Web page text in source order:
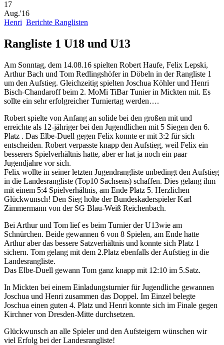
17
Aug.'16
Henri Berichte Ranglisten
Rangliste 1 U18 und U13
Am Sonntag, dem 14.08.16 spielten Robert Haufe, Felix Lepski,
Arthur Bach und Tom Redlingshöfer in Döbeln in der Rangliste 1
um den Aufstieg. Gleichzeitig spielten Joschua Köhler und Henri
Bisch-Chandaroff beim 2. MoMi TiBar Tunier in Mickten mit. Es
sollte ein sehr erfolgreicher Turniertag werden….
Robert spielte von Anfang an solide bei den großen mit und
erreichte als 12-jähriger bei den Jugendlichen mit 5 Siegen den 6.
Platz . Das Elbe-Duell gegen Felix konnte er mit 3:2 für sich
entscheiden. Robert verpasste knapp den Aufstieg, weil Felix ein
besserers Spielverhältnis hatte, aber er hat ja noch ein paar
Jugendjahre vor sich.
Felix wollte in seiner letzten Jugendrangliste unbedingt den Aufstieg
in die Landesrangliste (Top10 Sachsens) schaffen. Dies gelang ihm
mit einem 5:4 Spielverhältnis, am Ende Platz 5. Herzlichen
Glückwunsch! Den Sieg holte der Bundeskaderspieler Karl
Zimmermann von der SG Blau-Weiß Reichenbach.
Bei Arthur und Tom lief es beim Turnier der U13wie am
Schnürchen. Beide gewannen 6 von 8 Spielen, am Ende hatte
Arthur aber das bessere Satzverhältnis und konnte sich Platz 1
sichern. Tom gelang mit dem 2.Platz ebenfalls der Aufstieg in die
Landesrangliste.
Das Elbe-Duell gewann Tom ganz knapp mit 12:10 im 5.Satz.
In Mickten bei einem Einladungsturnier für Jugendliche gewannen
Joschua und Henri zusammen das Doppel. Im Einzel belegte
Joschua einen guten 4. Platz und Henri konnte sich im Finale gegen
Kirchner von Dresden-Mitte durchsetzen.
Glückwunsch an alle Spieler und den Aufsteigern wünschen wir
viel Erfolg bei der Landesrangliste!